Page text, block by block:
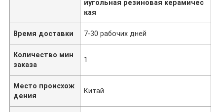
иугольная резиновая керамичес
кая
Время доставки 7-30 рабочих дней
Количество мин
заказа
1
Место происхож
дения
Китай